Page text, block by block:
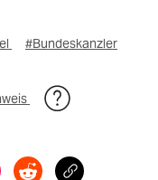
#Bundeskanzler